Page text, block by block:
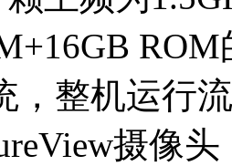
，整机运行
摄像